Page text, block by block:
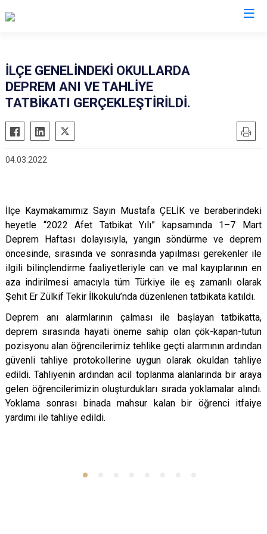
Alucra
Çamoluk
Espiye
Eynesil
Görele
Güce
Yağlıdere
İLÇE GENELİNDEKİ OKULLARDA
DEPREM ANI VE TAHLİYE
TATBİKATI GERÇEKLEŞTİRİLDİ.
04.03.2022
İlçe Kaymakamımız Sayın Mustafa ÇELİK ve beraberindeki
heyetle “2022 Afet Tatbikat Yılı” kapsamında 1–7 Mart
Deprem Haftası dolayısıyla, yangın söndürme ve deprem
öncesinde, sırasında ve sonrasında yapılması gerekenler ile
ilgili bilinçlendirme faaliyetleriyle can ve mal kayıplarının en
aza indirilmesi amacıyla tüm Türkiye ile eş zamanlı olarak
Şehit Er Zülkif Tekir İlkokulu’nda düzenlenen tatbikata katıldı.
Deprem anı alarmlarının çalması ile başlayan tatbikatta,
deprem sırasında hayati öneme sahip olan çök-kapan-tutun
pozisyonu alan öğrencilerimiz tehlike geçti alarmının ardından
güvenli tahliye protokollerine uygun olarak okuldan tahliye
edildi. Tahliyenin ardından acil toplanma alanlarında bir araya
gelen öğrencilerimizin oluşturdukları sırada yoklamalar alındı.
Yoklama sonrası binada mahsur kalan bir öğrenci itfaiye
yardımı ile tahliye edildi.